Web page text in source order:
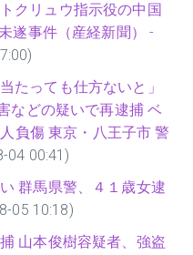
クリュウ指示役の中国
遂事件（産経新聞） -
たっても仕方ないと」
などの疑いで再逮捕 ベ
負傷 東京・八王子市 警
04 00:41)
群馬県警、４１歳女逮
05 10:18)
山本俊樹容疑者、強盗